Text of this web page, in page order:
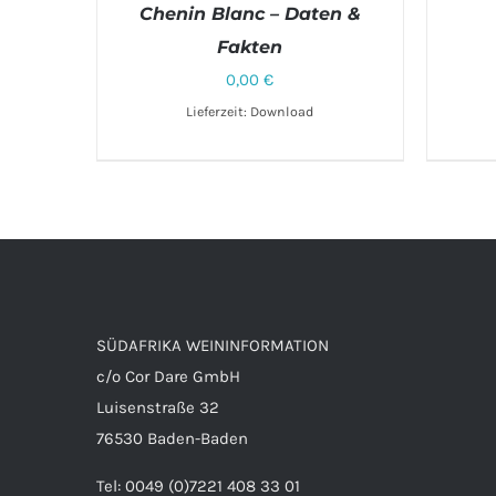
Chenin Blanc – Daten &
Fakten
0,00€
Lieferzeit: Download
SÜDAFRIKA WEININFORMATION
c/o Cor Dare GmbH
Luisenstraße 32
76530 Baden-Baden
Tel: 0049 (0)7221 408 33 01